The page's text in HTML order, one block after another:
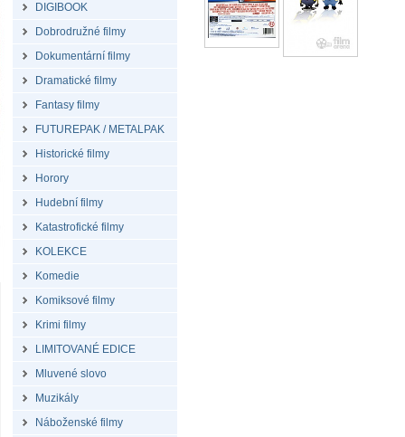
DIGIBOOK
Dobrodružné filmy
Dokumentární filmy
Dramatické filmy
Fantasy filmy
FUTUREPAK / METALPAK
Historické filmy
Horory
Hudební filmy
Katastrofické filmy
KOLEKCE
Komedie
Komiksové filmy
Krimi filmy
LIMITOVANÉ EDICE
Mluvené slovo
Muzikály
Náboženské filmy